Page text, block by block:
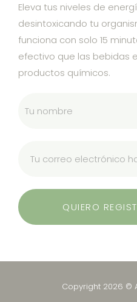
Eleva tus niveles de
desintoxicando tu
funciona con solo 15
efectivo que las bebidas
productos químicos.
QUIERO
Copyright 2026 ©